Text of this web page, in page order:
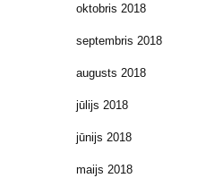
oktobris 2018
septembris 2018
augusts 2018
jūlijs 2018
jūnijs 2018
maijs 2018